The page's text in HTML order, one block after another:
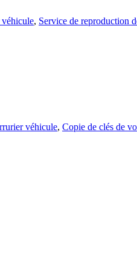
véhicule, Service de reproduction
véhicule, Copie de clés de